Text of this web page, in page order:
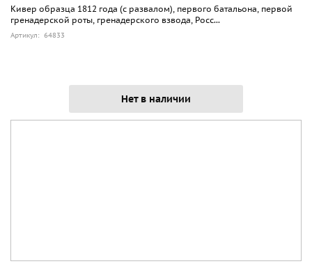
Кивер образца 1812 года (с развалом), первого батальона, первой
гренадерской роты, гренадерского взвода, Росс...
Артикул: 64833
Нет в наличии